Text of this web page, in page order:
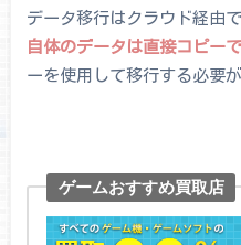
データ移行はクラウド経由
自体のデータは直接コピー
ーを使用して移行する必要が
ゲームおすすめ買取店